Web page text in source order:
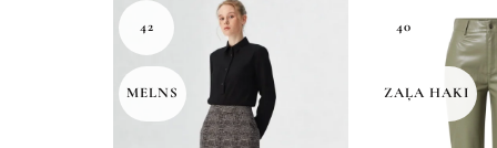
42
MELNS
40
ZAĻA HAKI